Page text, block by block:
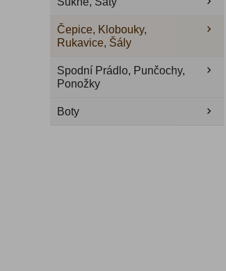
Čepice, Klobouky,
Rukavice, Šály
Spodní Prádlo, Punčochy,
Ponožky
Boty